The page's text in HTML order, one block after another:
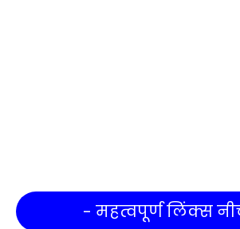
- महत्वपूर्ण लिंक्स